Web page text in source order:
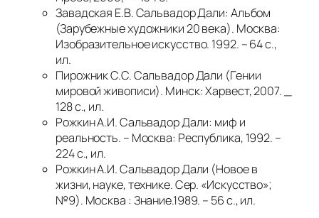
Завадская Е.В. Сальвадор Дали: Альбом
(Зарубежные художники 20 века). Москва:
Изобразительное искусство. 1992. – 64 с.,
ил.
Пирожник С.С. Сальвадор Дали (Гении
мировой живописи). Минск: Харвест, 2007. _
128 с., ил.
Рожкин А.И. Сальвадор Дали: миф и
реальность. – Москва: Республика, 1992. –
224 с., ил.
Рожкин А.И. Сальвадор Дали (Новое в
жизни, науке, технике. Сер. «Искусство»;
№9). Москва : Знание.1989. – 56 с., ил.